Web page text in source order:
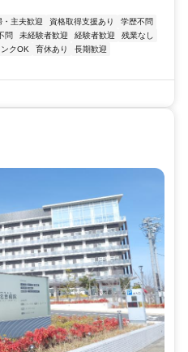
・主夫歓迎 資格取得支援あり
学歴不問
問 未経験者歓迎 経験者歓迎
残業なし
クOK 育休あり
長期歓迎